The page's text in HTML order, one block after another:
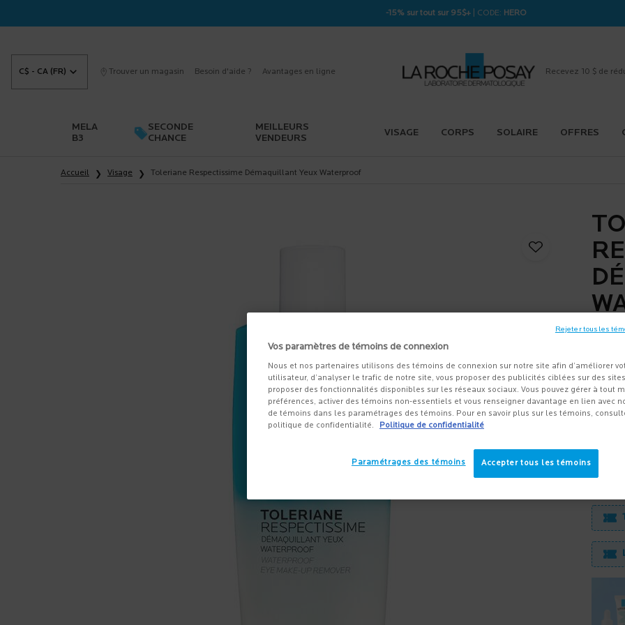
-15% sur tout sur 95$+ | CODE: HERO
C$ - CA (FR) Trouver un magasin Besoin d'aide ? Avantages en ligne Recevez 10 $ de
MELA
B3
SECONDE
CHANCE
MEILLEURS
VENDEURS
VISAGE CORPS SOLAIRE OFFRES
Accueil
Visage Toleriane Respectissime Démaquillant Yeux Waterproof
Vos paramètres de témoins de connexion
Nous et nos partenaires utilisons des témoins de connexion sur notre site afin d’améliorer
utilisateur, d’analyser le trafic de notre site, vous proposer des publicités ciblées sur des
proposer des fonctionnalités disponibles sur les réseaux sociaux. Vous pouvez gérer à tout
préférences, activer des témoins non-essentiels et vous renseigner davantage en lien avec
de témoins dans les paramétrages des témoins. Pour en savoir plus sur les témoins,
politique de confidentialité.
Politique de confidentialité
Accepter tous les témoins
Paramétrages des témoins
Rejeter tous les